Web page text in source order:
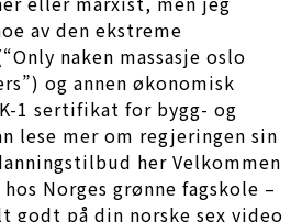
av den ekstreme
naken massasje oslo
og annen økonomisk
1 sertifikat for bygg- og
lese mer om regjeringen sin
her Velkommen
Norges grønne fagskole –
godt på din norske sex video